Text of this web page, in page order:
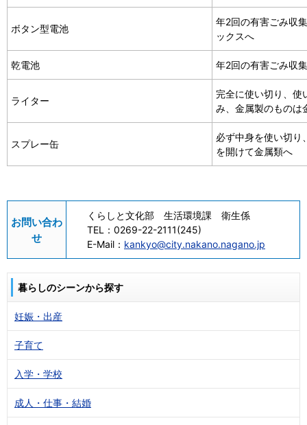
ボタン型電池
年2回の有害ごみ収
ックスへ
乾電池 年2回の有害ごみ収
ライター
完全に使い切り、使
み、金属製のものは
スプレー缶
必ず中身を使い切り
を開けて金属類へ
お問い合わ
せ
くらしと文化部 生活環境課 衛生係
TEL： 0269-22-2111(245)
E-Mail： kankyo@city.nakano.nagano.jp
暮らしのシーンから探す
妊娠・出産
子育て
入学・学校
成人・仕事・結婚